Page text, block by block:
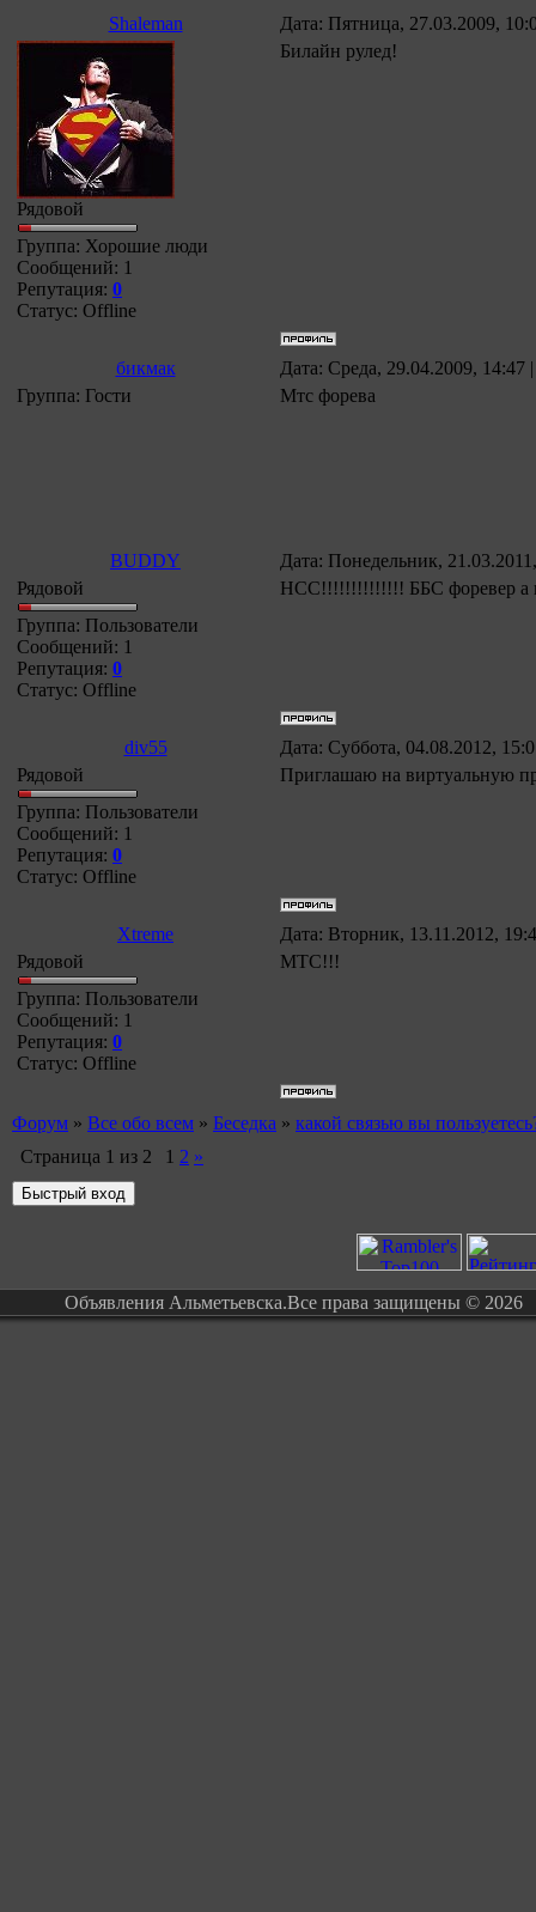
Shaleman Дата: Пятница, 27.03.2009,
Рядовой
Группа: Хорошие люди
Сообщений: 1
Репутация: 0
Статус: Offline
Билайн рулед!
бикмак
Дата: Среда, 29.04.2009,
Группа: Гости
Мтс форева
BUDDY
Дата: Понедельник,
Рядовой
Группа: Пользователи
Сообщений: 1
Репутация: 0
Статус: Offline
НСС!!!!!!!!!!!!!! ББС форевер а
div55
Дата: Суббота, 04.08.2012,
Рядовой
Группа: Пользователи
Сообщений: 1
Репутация: 0
Статус: Offline
Приглашаю на виртуальную
Xtreme
Дата: Вторник, 13.11.2012,
Рядовой
Группа: Пользователи
Сообщений: 1
Репутация: 0
Статус: Offline
MTC!!!
Форум » Все обо всем » Беседка » какой связью вы
Страница 1 из 2 1 2 »
Объявления Альметьевска.Все права защищены © 2026